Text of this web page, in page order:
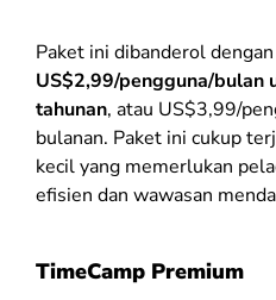
Paket ini dibanderol
US$2,99/pengguna/bulan
tahunan, atau US$3,99/
bulanan. Paket ini cukup
kecil yang memerlukan
efisien dan wawasan
TimeCamp Premium